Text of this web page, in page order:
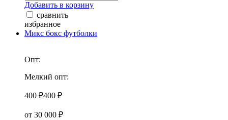
Добавить в корзину
сравнить
избранное
Микс бокс футболки
Опт:
Мелкий опт:
400 ₽400 ₽
от 30 000 ₽